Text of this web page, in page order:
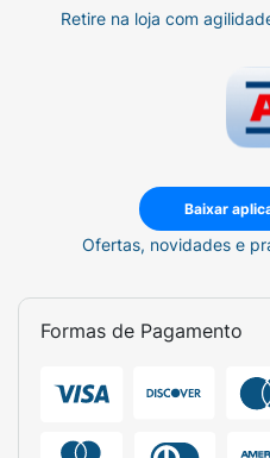
Peso Líquido:418g.
Ingredientes de
Adoçantes:
Stevia e
Retire na loja com
Baixar
Ofertas, novidades e
Formas de Pagamento